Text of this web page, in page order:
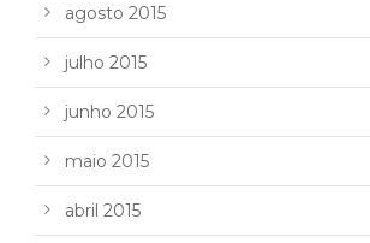
agosto 2015
julho 2015
junho 2015
maio 2015
abril 2015